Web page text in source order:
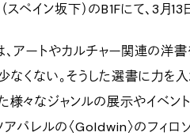
スペイン坂下）のB1Fにて、3月13
アートやカルチャー関連の洋書
なくない。そうした選書に力を入
様々なジャンルの展示やイベン
アパレルの〈Goldwin〉のフィ